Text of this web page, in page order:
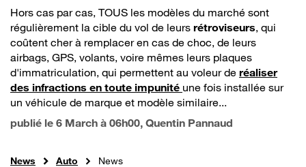
Hors cas par cas, TOUS les modèles du marché sont
régulièrement la cible du vol de leurs rétroviseurs, qui
coûtent cher à remplacer en cas de choc, de leurs
airbags, GPS, volants, voire mêmes leurs plaques
d'immatriculation, qui permettent au voleur de réaliser
des infractions en toute impunité une fois installée sur
un véhicule de marque et modèle similaire...
publié le 6 March à 06h00, Quentin Pannaud
News Auto News